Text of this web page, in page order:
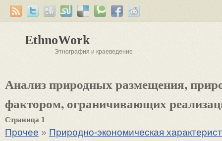
EthnoWork
Этнография и краеведение
Анализ природных размещения,
фактором, ограничивающих
Страница 1
Прочее » Природно-экономическая